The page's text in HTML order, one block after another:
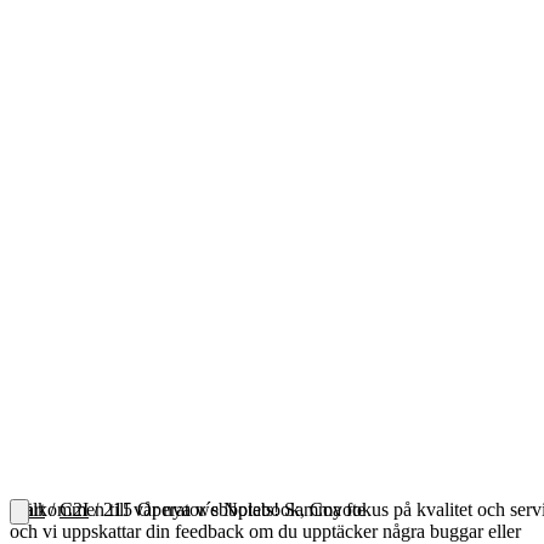
Välkommen till vår nya webbplats! Samma fokus på kvalitet och
och vi uppskattar din feedback om du upptäcker några buggar eller
Start/C2I/ 215 Operator´s Notebook, Coyote